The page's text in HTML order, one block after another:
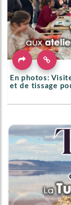
En photos:
et de tissage